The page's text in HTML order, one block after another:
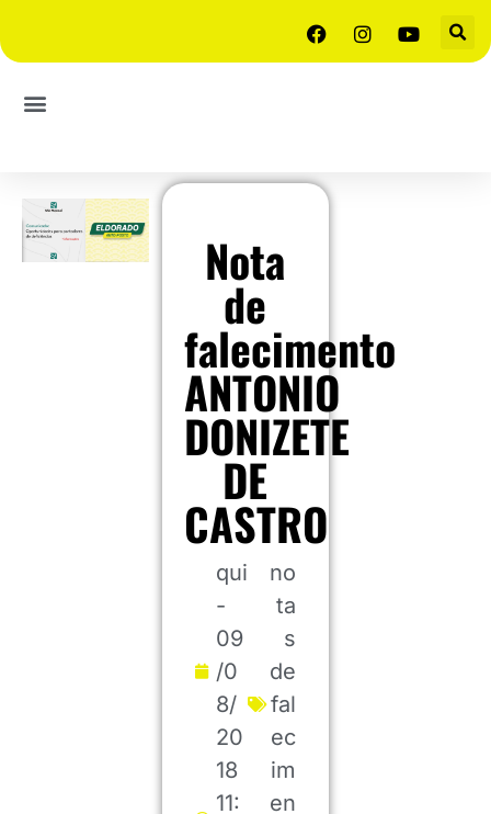
Nota
de
falecimento
ANTONIO
DONIZETE
DE
CASTRO
qui
-
09
/0
8/
20
18
11:
no
ta
s
de
fal
ec
im
en